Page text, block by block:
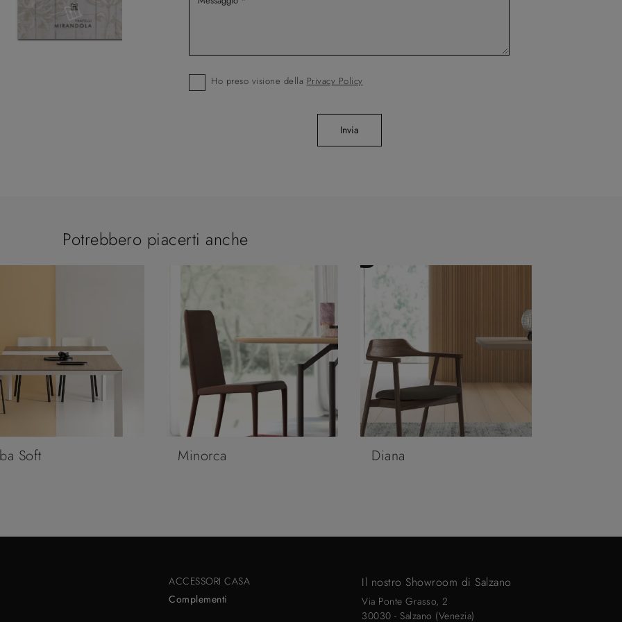
Ho preso visione della Privacy Policy
Invia
Potrebbero piacerti anche
Soft Minorca Diana
ACCESSORI CASA
Complementi
Il nostro Showroom di Salzano
Via Ponte Grasso, 2
30030 - Salzano (Venezia)